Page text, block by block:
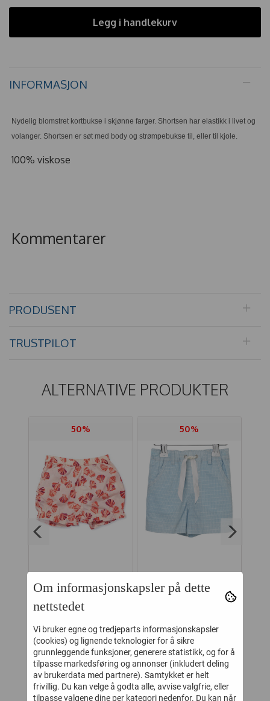
Legg i handlekurv
INFORMASJON
Nydelig blomstret kortbukse i skjønne farger. Shortsen har elastikk i livet og
volanger. Shortsen er søt med body og strømpebukse til, eller til kjole.
100% viskose
Kommentarer
PRODUSENT
TRUSTPILOT
ALTERNATIVE PRODUKTER
50%
BLOOMER PALE
PEACH
Kjøp
50%
BABY BLUE
Kjøp
KUNDER SOM SÅ PÅ DETTE SÅ
Om informasjonskapsler på dette
nettstedet
Vi bruker egne og tredjeparts informasjonskapsler
(cookies) og lignende teknologier for å sikre
grunnleggende funksjoner, generere statistikk, og for å
tilpasse markedsføring og annonser (inkludert deling
av brukerdata med partnere). Samtykket er helt
frivillig. Du kan velge å godta alle, avvise valgfrie, eller
tilpasse valgene dine per kategori nedenfor. Du kan når